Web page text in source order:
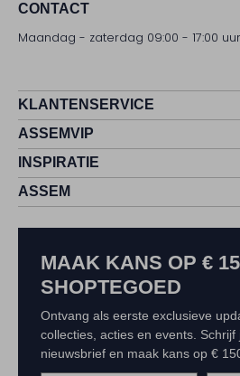
CONTACT
Maandag - zaterdag 09:00 - 17:00 uur
KLANTENSERVICE
ASSEMVIP
INSPIRATIE
ASSEM
MAAK KANS OP €
SHOPTEGOED
Ontvang als eerste exclusieve
collecties, acties en events. Schrijf
nieuwsbrief en maak kans op €